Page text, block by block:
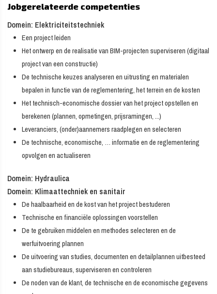
Jobgerelateerde competenties
Domein: Elektriciteitstechniek
Een project leiden
Het ontwerp en de realisatie van BIM-projecten superviseren (digitaal
project van een constructie)
De technische keuzes analyseren en uitrusting en materialen
bepalen in functie van de reglementering, het terrein en de kosten
Het technisch-economische dossier van het project opstellen en
berekenen (plannen, opmetingen, prijsramingen, ...)
Leveranciers, (onder)aannemers raadplegen en selecteren
De technische, economische, … informatie en de reglementering
opvolgen en actualiseren
Domein: Hydraulica
Domein: Klimaattechniek en sanitair
De haalbaarheid en de kost van het project bestuderen
Technische en financiële oplossingen voorstellen
De te gebruiken middelen en methodes selecteren en de
werfuitvoering plannen
De uitvoering van studies, documenten en detailplannen uitbesteed
aan studiebureaus, superviseren en controleren
De noden van de klant, de technische en de economische gegevens